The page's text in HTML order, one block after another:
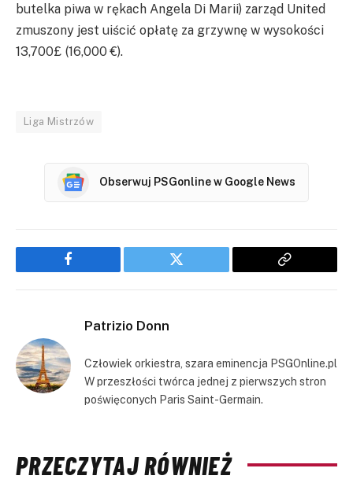
butelka piwa w rękach Angela Di Marii) zarząd United
zmuszony jest uiścić opłatę za grzywnę w wysokości
13,700£ (16,000 €).
Liga Mistrzów
Obserwuj PSGonline w Google News
Facebook Twitter
Copy
Patrizio Donn
Człowiek orkiestra, szara eminencja PSGOnline.pl
W przeszłości twórca jednej z pierwszych stron
poświęconych Paris Saint-Germain.
PRZECZYTAJ RÓWNIEŻ